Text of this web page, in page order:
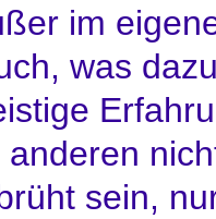
im
was
sein,